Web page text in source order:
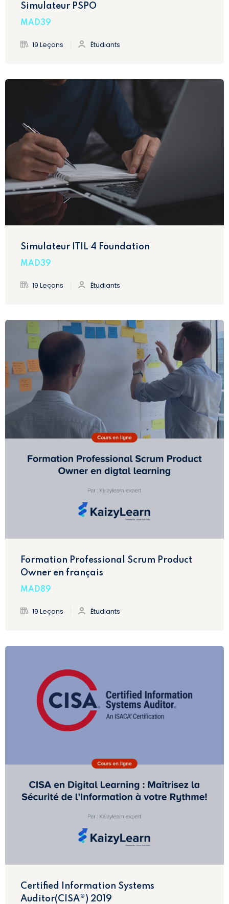
Simulateur PSPO
MAD39
19 Leçons Étudiants
Simulateur ITIL 4 Foundation
MAD39
19 Leçons Étudiants
Formation Professional Scrum Product
Owner en français
MAD89
19 Leçons Étudiants
Certified Information Systems
Auditor(CISA®) 2019